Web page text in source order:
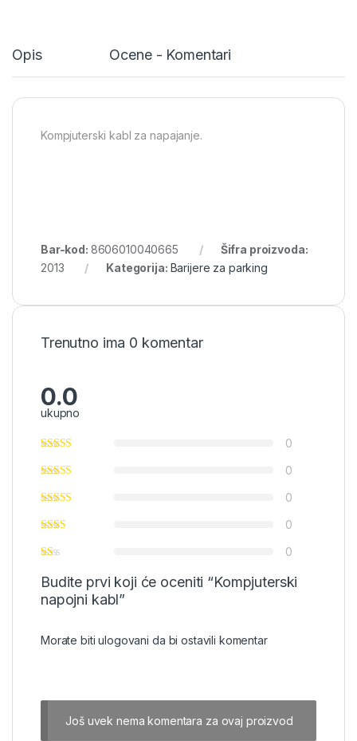
Opis Ocene - Komentari
Kompjuterski kabl za napajanje.
Bar-kod: 8606010040665
Šifra proizvoda:
2013
Kategorija: Barijere za parking
Trenutno ima 0 komentar
0.0
ukupno
0
0
0
0
0
Budite prvi koji će oceniti “Kompjuterski
napojni kabl”
Morate bitiulogovani da bi ostavili komentar
Još uvek nema komentara za ovaj proizvod